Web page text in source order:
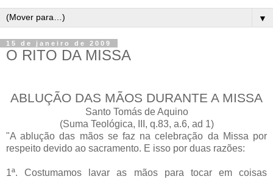
▼
15 de janeiro de 2009
O RITO DA MISSA
ABLUÇÃO DAS MÃOS DURANTE A MISSA
Santo Tomás de Aquino
(Suma Teológica, III, q.83, a.6, ad 1)
"A ablução das mãos se faz na celebração da Missa por
respeito devido ao sacramento. E isso por duas razões:
1ª. Costumamos lavar as mãos para tocar em coisas